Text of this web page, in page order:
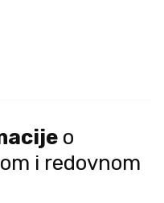
o
i redovnom